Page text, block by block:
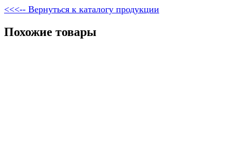
<<<-- Вернуться к каталогу продукции
Похожие товары